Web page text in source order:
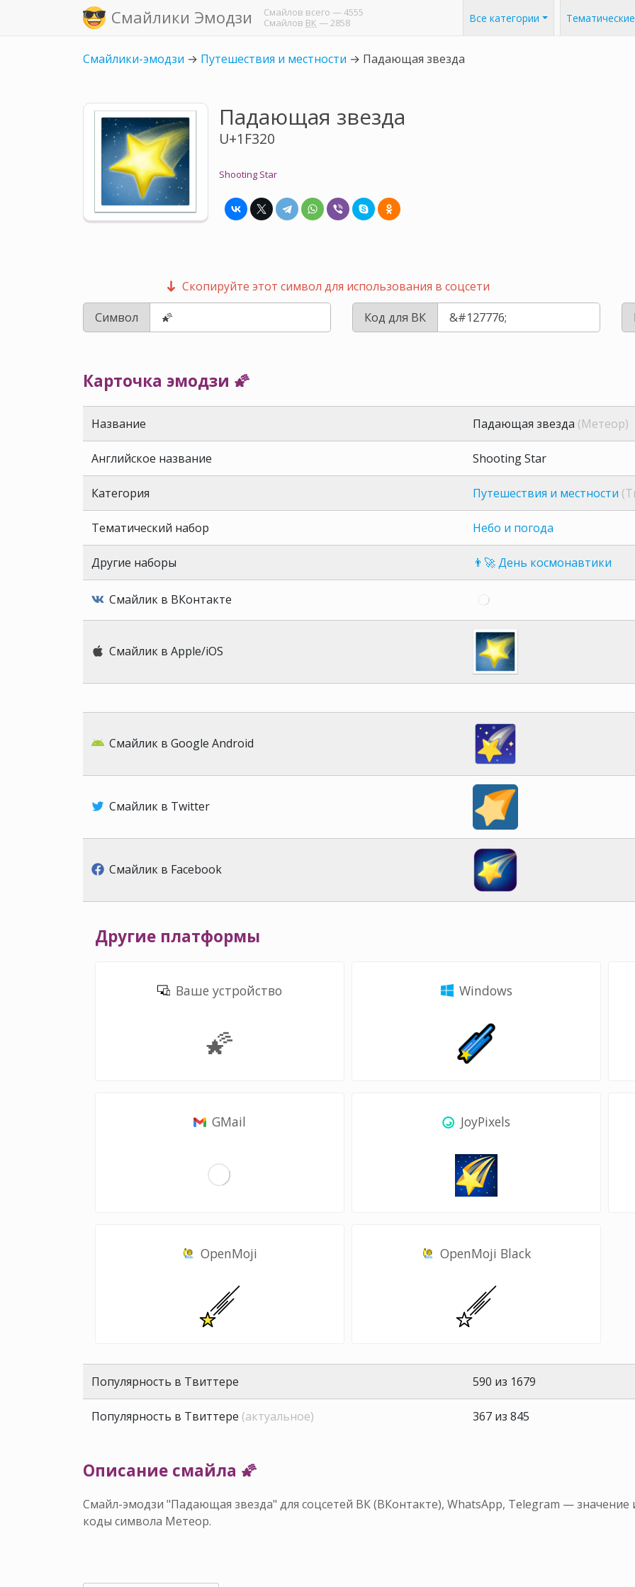
Смайлики Эмодзи Смайлов всего — 4555
Смайлов ВК — 2858 Все категории
Смайлики-эмодзи → Путешествия и местности → Падающая звезда
Падающая звезда
U+1F320
Shooting Star
Скопируйте этот символ для использования в соцсети
Символ
Код для ВК
Карточка эмодзи 🌠
Название Падающая звезда (Метеор)
Английское название Shooting Star
Категория Путешествия и местности
Тематический набор Небо и погода
Другие наборы 👨‍🚀 День космонавтики
Смайлик в ВКонтакте
Смайлик в Apple/iOS
Смайлик в Google Android
Смайлик в Twitter
Смайлик в Facebook
Другие платформы
Ваше устройство
🌠
Windows
GMail JoyPixels
OpenMoji OpenMoji Black
Популярность в Твиттере 590 из 1679
Популярность в Твиттере (актуальное) 367 из 845
Описание смайла 🌠
Смайл-эмодзи "Падающая звезда" для соцсетей ВК (ВКонтакте), WhatsApp, Telegram —
коды символа Метеор.